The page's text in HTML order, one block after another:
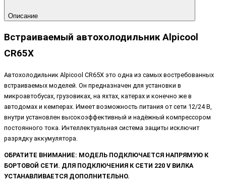
Описание
Встраиваемый автохолодильник Alpicool
CR65X
Автохолодильник Alpicool CR65X это одна из самых востребованных
встраиваемых моделей. Он предназначен для установки в
микроавтобусах, грузовиках, на яхтах, катерах и конечно же в
автодомах и кемперах. Имеет возможность питания от сети 12/24 В,
внутри установлен высокоэффективный и надёжный компрессором
постоянного тока. Интеллектуальная система защиты исключит
разрядку аккумулятора.
ОБРАТИТЕ ВНИМАНИЕ: МОДЕЛЬ ПОДКЛЮЧАЕТСЯ НАПРЯМУЮ К
БОРТОВОЙ СЕТИ. ДЛЯ ПОДКЛЮЧЕНИЯ К СЕТИ 220 V ВИЛКА
УСТАНАВЛИВАЕТСЯ ДОПОЛНИТЕЛЬНО.